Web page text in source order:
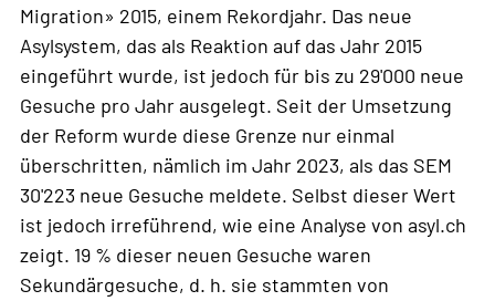
Migration» 2015, einem Rekordjahr. Das neue
Asylsystem, das als Reaktion auf das Jahr 2015
eingeführt wurde, ist jedoch für bis zu 29'000 neue
Gesuche pro Jahr ausgelegt. Seit der Umsetzung
der Reform wurde diese Grenze nur einmal
überschritten, nämlich im Jahr 2023, als das SEM
30'223 neue Gesuche meldete. Selbst dieser Wert
ist jedoch irreführend, wie eine Analyse von asyl.ch
zeigt. 19 % dieser neuen Gesuche waren
Sekundärgesuche, d. h. sie stammten von